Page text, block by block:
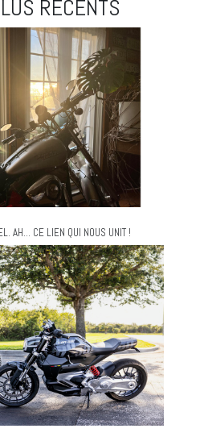
RÉCENTS
AH… CE LIEN QUI NOUS UNIT !